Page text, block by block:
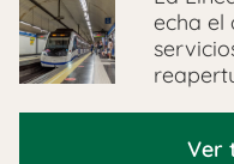
echa el
Ver